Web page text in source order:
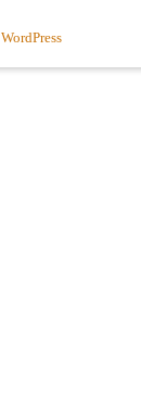
WordPress